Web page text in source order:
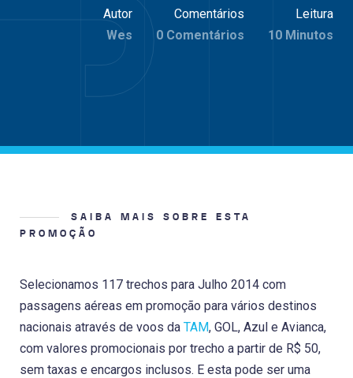
Autor
Wes
Comentários
0 Comentários
Leitura
10 Minutos
SAIBA MAIS SOBRE ESTA
PROMOÇÃO
Selecionamos 117 trechos para Julho 2014 com
passagens aéreas em promoção para vários destinos
nacionais através de voos da TAM, GOL, Azul e Avianca,
com valores promocionais por trecho a partir de R$ 50,
sem taxas e encargos inclusos. E esta pode ser uma